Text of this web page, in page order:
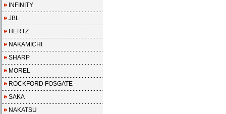
INFINITY
JBL
HERTZ
NAKAMICHI
SHARP
MOREL
ROCKFORD FOSGATE
SAKA
NAKATSU